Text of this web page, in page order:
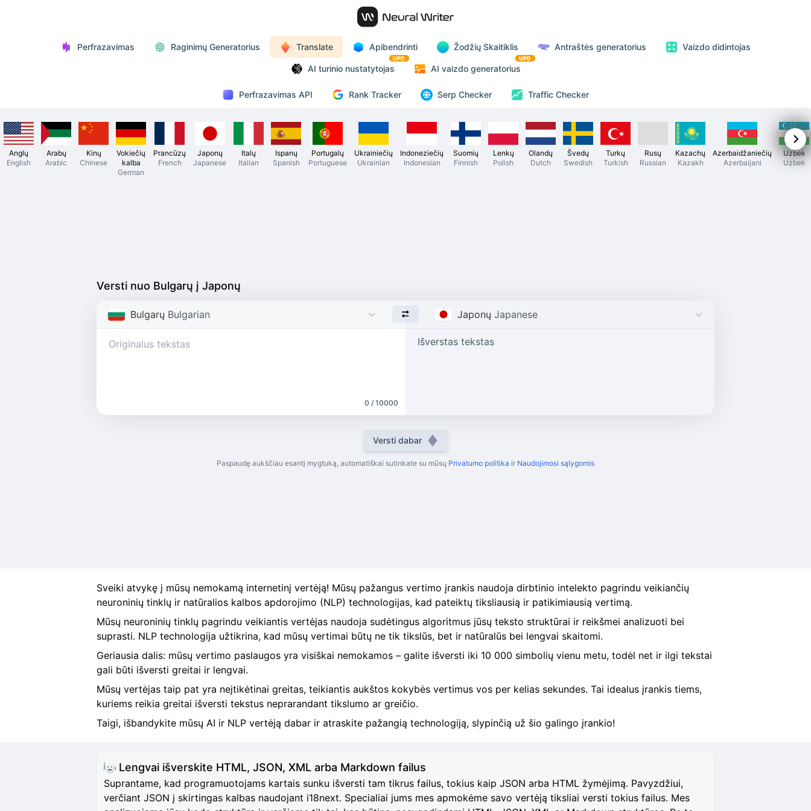
Perfrazavimas Raginimų Generatorius Translate Apibendrinti Žodžių Skaitiklis Antraštės generatorius Vaizdo didintojas
AI turinio nustatytojas
UPD
AI vaizdo generatorius
UPD
Perfrazavimas API Rank Tracker Serp Checker Traffic Checker
Anglų
English
Arabų
Arabic
Kinų
Chinese
Vokiečių
kalba
German
Prancūzų
French
Japonų
Japanese
Italų
Italian
Ispanų
Spanish
Portugalų
Portuguese
Ukrainiečių
Ukrainian
Indoneziečių
Indonesian
Suomių
Finnish
Lenkų
Polish
Olandų
Dutch
Švedų
Swedish
Turkų
Turkish
Rusų
Russian
Kazachų
Kazakh
Azerbaidžaniečių
Azerbaijani
Uzbek
Uzbek
Versti nuo Bulgarų į Japonų
Bulgarų Bulgarian Japonų Japanese
0 / 10000
Išverstas tekstas
Versti dabar
Paspaudę aukščiau esantį mygtuką, automatiškai sutinkate su mūsų Privatumo politika ir Naudojimosi sąlygomis
Sveiki atvykę į mūsų nemokamą internetinį vertėją! Mūsų pažangus vertimo įrankis naudoja dirbtinio intelekto pagrindu veikiančių
neuroninių tinklų ir natūralios kalbos apdorojimo (NLP) technologijas, kad pateiktų tiksliausią ir patikimiausią vertimą.
Mūsų neuroninių tinklų pagrindu veikiantis vertėjas naudoja sudėtingus algoritmus jūsų teksto struktūrai ir reikšmei analizuoti bei
suprasti. NLP technologija užtikrina, kad mūsų vertimai būtų ne tik tikslūs, bet ir natūralūs bei lengvai skaitomi.
Geriausia dalis: mūsų vertimo paslaugos yra visiškai nemokamos – galite išversti iki 10 000 simbolių vienu metu, todėl net ir ilgi tekstai
gali būti išversti greitai ir lengvai.
Mūsų vertėjas taip pat yra neįtikėtinai greitas, teikiantis aukštos kokybės vertimus vos per kelias sekundes. Tai idealus įrankis tiems,
kuriems reikia greitai išversti tekstus neprarandant tikslumo ar greičio.
Taigi, išbandykite mūsų AI ir NLP vertėją dabar ir atraskite pažangią technologiją, slypinčią už šio galingo įrankio!
Lengvai išverskite HTML, JSON, XML arba Markdown failus
Suprantame, kad programuotojams kartais sunku išversti tam tikrus failus, tokius kaip JSON arba HTML žymėjimą. Pavyzdžiui,
verčiant JSON į skirtingas kalbas naudojant i18next. Specialiai jums mes apmokėme savo vertėją tiksliai versti tokius failus. Mes